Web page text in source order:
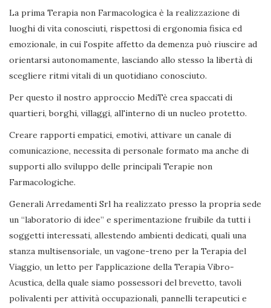
La prima Terapia non Farmacologica è la realizzazione di
luoghi di vita conosciuti, rispettosi di ergonomia fisica ed
emozionale, in cui l'ospite affetto da demenza può riuscire ad
orientarsi autonomamente, lasciando allo stesso la libertà di
scegliere ritmi vitali di un quotidiano conosciuto.
Per questo il nostro approccio MediTè crea spaccati di
quartieri, borghi, villaggi, all'interno di un nucleo protetto.
Creare rapporti empatici, emotivi, attivare un canale di
comunicazione, necessita di personale formato ma anche di
supporti allo sviluppo delle principali Terapie non
Farmacologiche.
Generali Arredamenti Srl ha realizzato presso la propria sede
un “laboratorio di idee” e sperimentazione fruibile da tutti i
soggetti interessati, allestendo ambienti dedicati, quali una
stanza multisensoriale, un vagone-treno per la Terapia del
Viaggio, un letto per l'applicazione della Terapia Vibro-
Acustica, della quale siamo possessori del brevetto, tavoli
polivalenti per attività occupazionali, pannelli terapeutici e